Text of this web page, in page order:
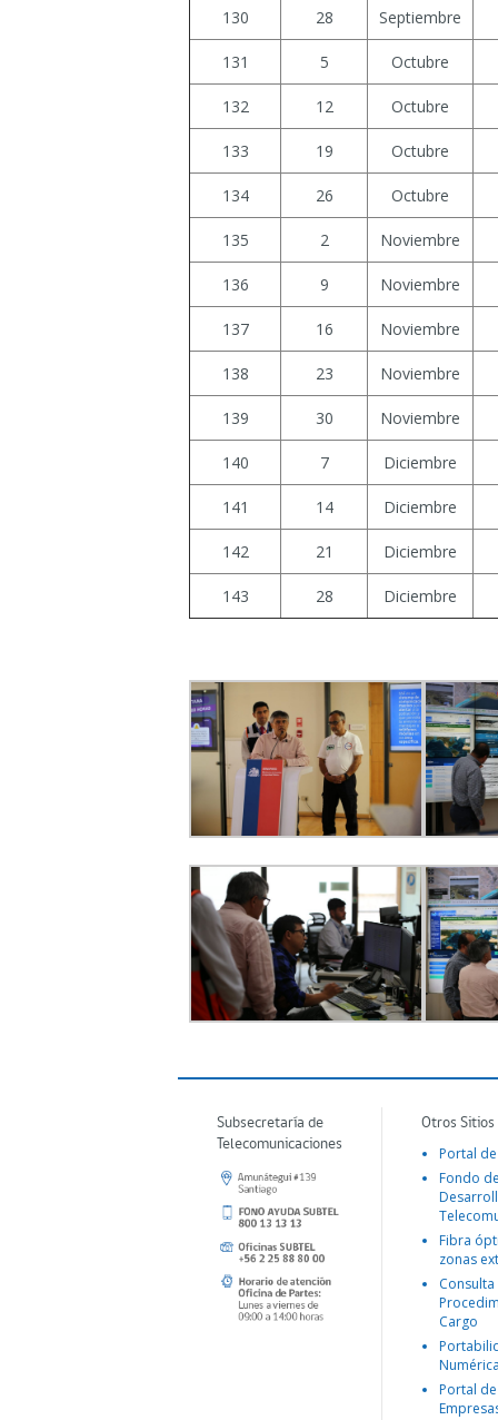
130 28 Septiembre
131 5 Octubre
132 12 Octubre
133 19 Octubre
134 26 Octubre
135 2 Noviembre
136 9 Noviembre
137 16 Noviembre
138 23 Noviembre
139 30 Noviembre
140 7 Diciembre
141 14 Diciembre
142 21 Diciembre
143 28 Diciembre
Subsecretaría de
Telecomunicaciones
Otros
Portal
Fondo
Fibra
zonas
Consulta
Cargo
Portal